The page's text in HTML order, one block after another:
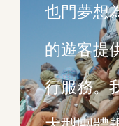
也門夢想
的遊客提
行服務。